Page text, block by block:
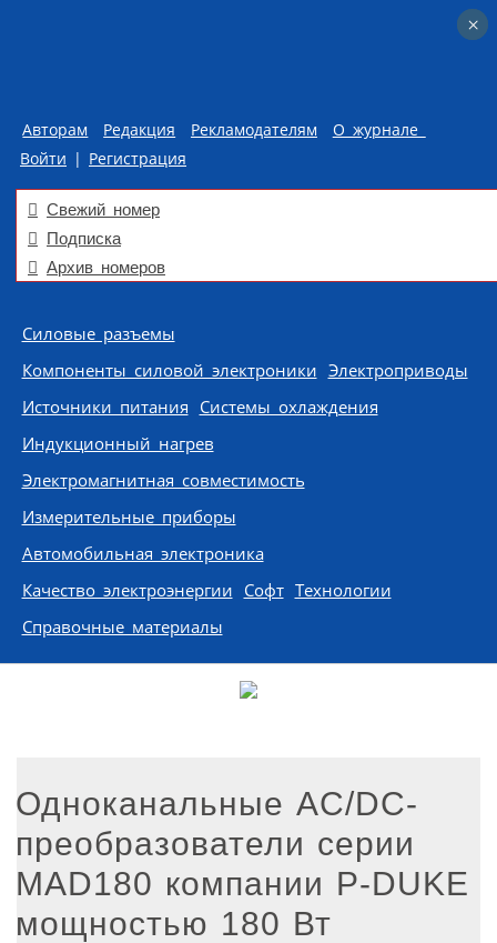
Авторам Редакция Рекламодателям
О журнале
Войти | Регистрация
Свежий номер
Подписка
Архив номеров
Skip to content
Силовые разъемы
Компоненты силовой электроники Электроприводы
Источники питания Системы охлаждения
Индукционный нагрев
Электромагнитная совместимость
Измерительные приборы
Автомобильная электроника
Качество электроэнергии Софт Технологии
Справочные материалы
Одноканальные AC/DC-
преобразователи серии
MAD180 компании P-DUKE
мощностью 180 Вт
×
×